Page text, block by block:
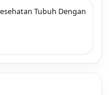
Tubuh Dengan